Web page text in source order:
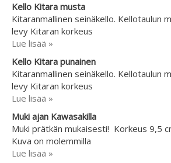
Kello Kitara musta
Kitaranmallinen seinäkello. Kellotaulun
levy Kitaran korkeus
Lue lisää »
Kello Kitara punainen
Kitaranmallinen seinäkello. Kellotaulun
levy Kitaran korkeus
Lue lisää »
Muki ajan Kawasakilla
Muki prätkän mukaisesti! Korkeus 9,5
Kuva on molemmilla
Lue lisää »